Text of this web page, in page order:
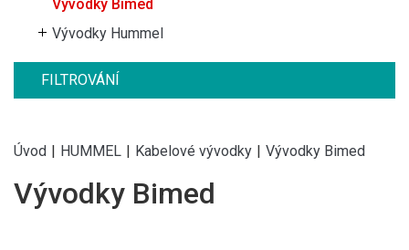
Vývodky Bimed
Vývodky Hummel
FILTROVÁNÍ
Úvod | HUMMEL | Kabelové vývodky | Vývodky Bimed
Vývodky Bimed